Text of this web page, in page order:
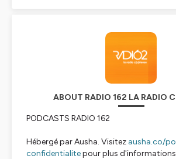
ABOUT RADIO 162 LA RADIO
PODCASTS RADIO 162
Hébergé par Ausha. Visitez ausha.co/
confidentialitepour plus